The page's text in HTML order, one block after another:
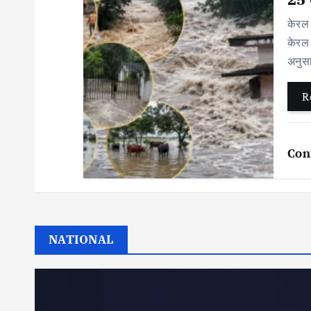
केरल
केरल
NATIONAL